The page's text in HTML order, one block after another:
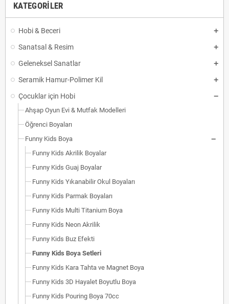
KATEGORILER
Hobi & Beceri
Sanatsal & Resim
Geleneksel Sanatlar
Seramik Hamur-Polimer Kil
Çocuklar için Hobi
Ahşap Oyun Evi & Mutfak Modelleri
Öğrenci Boyaları
Funny Kids Boya
Funny Kids Akrilik Boyalar
Funny Kids Guaj Boyalar
Funny Kids Yıkanabilir Okul Boyaları
Funny Kids Parmak Boyaları
Funny Kids Multi Titanium Boya
Funny Kids Neon Akrilik
Funny Kids Buz Efekti
Funny Kids Boya Setleri
Funny Kids Kara Tahta ve Magnet Boya
Funny Kids 3D Hayalet Boyutlu Boya
Funny Kids Pouring Boya 70cc